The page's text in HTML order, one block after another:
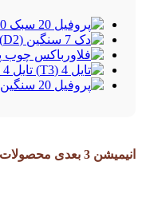
تایل 4 (T3)
انیمیشن 3 بعدی محصولات چوب پلاست